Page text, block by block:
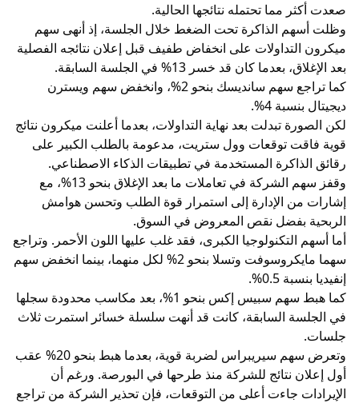
صعدت أكثر مما تحتمله نتائجها الحالية.
وظلت أسهم الذاكرة تحت الضغط خلال الجلسة، إذ أنهى سهم
ميكرون التداولات على انخفاض طفيف قبل إعلان نتائجه الفصلية
بعد الإغلاق، بعدما كان قد خسر 13% في الجلسة السابقة.
كما تراجع سهم سانديسك بنحو 2%، وانخفض سهم ويسترن
ديجيتال بنسبة 4%.
لكن الصورة تبدلت بعد نهاية التداولات، بعدما أعلنت ميكرون نتائج
قوية فاقت توقعات وول ستريت، مدعومة بالطلب الكبير على
رقائق الذاكرة المستخدمة في تطبيقات الذكاء الاصطناعي.
وقفز سهم الشركة في تعاملات ما بعد الإغلاق بنحو 13%، مع
إشارات من الإدارة إلى استمرار قوة الطلب وتحسن هوامش
الربحية بفضل نقص المعروض في السوق.
أما أسهم التكنولوجيا الكبرى، فقد غلب عليها اللون الأحمر. وتراجع
سهما مايكروسوفت وتسلا بنحو 2% لكل منهما، بينما انخفض سهم
إنفيديا بنسبة 0.5%.
كما هبط سهم سبيس إكس بنحو 1%، بعد مكاسب محدودة سجلها
في الجلسة السابقة، كانت قد أنهت سلسلة خسائر استمرت ثلاث
جلسات.
وتعرض سهم سيريبراس لضربة قوية، بعدما هبط بنحو 20% عقب
أول إعلان نتائج للشركة منذ طرحها في البورصة. ورغم أن
الإيرادات جاءت أعلى من التوقعات، فإن تحذير الشركة من تراجع